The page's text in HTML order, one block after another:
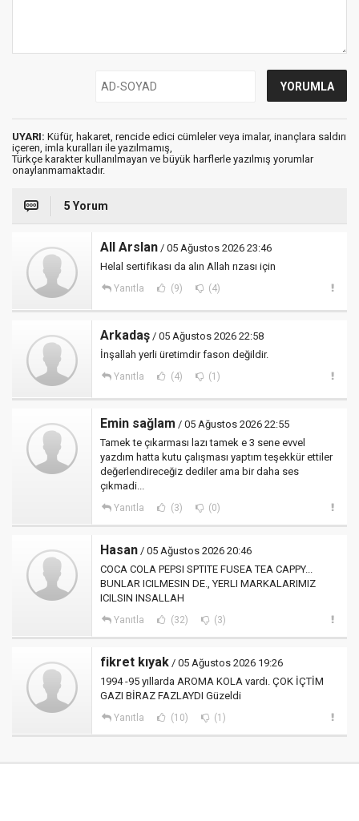
UYARI: Küfür, hakaret, rencide edici cümleler veya imalar, inançlara saldırı
içeren, imla kuralları ile yazılmamış,
Türkçe karakter kullanılmayan ve büyük harflerle yazılmış yorumlar
onaylanmamaktadır.
5 Yorum
All Arslan / 05 Ağustos 2026 23:46
Helal sertifikası da alın Allah rızası için
Yanıtla (9) (4)
Arkadaş / 05 Ağustos 2026 22:58
İnşallah yerli üretimdir fason değildir.
Yanıtla (4) (1)
Emin sağlam / 05 Ağustos 2026 22:55
Tamek te çıkarması lazı tamek e 3 sene evvel
yazdım hatta kutu çalışması yaptım teşekkür ettiler
değerlendireceğiz dediler ama bir daha ses
çıkmadi...
Yanıtla (3) (0)
Hasan / 05 Ağustos 2026 20:46
COCA COLA PEPSI SPTITE FUSEA TEA CAPPY...
BUNLAR ICILMESIN DE., YERLI MARKALARIMIZ
ICILSIN INSALLAH
Yanıtla (32) (3)
fikret kıyak / 05 Ağustos 2026 19:26
1994 -95 yıllarda AROMA KOLA vardı. ÇOK İÇTİM
GAZI BİRAZ FAZLAYDI Güzeldi
Yanıtla (10) (1)